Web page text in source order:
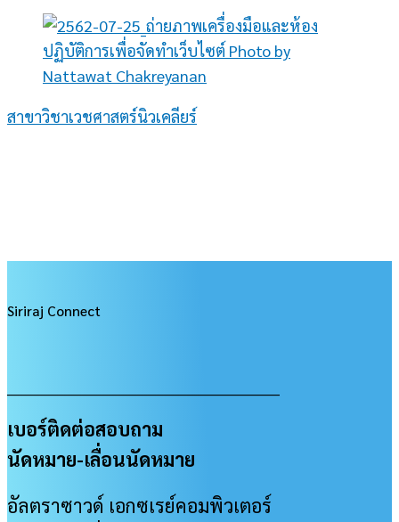
สาขาวิชาเวชศาสตร์นิวเคลียร์
Siriraj Connect
เบอร์ติดต่อสอบถาม
นัดหมาย-เลื่อนนัดหมาย
อัลตราซาวด์ เอกซเรย์คอมพิวเตอร์